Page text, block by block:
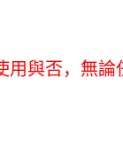
與否，無論